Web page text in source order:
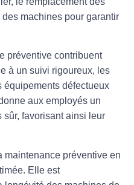
machines pour garantir
préventive contribuent
à un suivi rigoureux, les
équipements défectueux
aux employés un
favorisant ainsi leur
maintenance préventive en
Elle est